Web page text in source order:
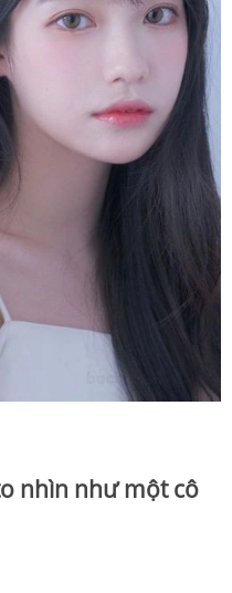
nhìn như một cô